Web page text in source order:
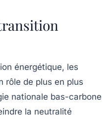
énergétique, les
rôle de plus en plus
nationale bas-carbone
la neutralité